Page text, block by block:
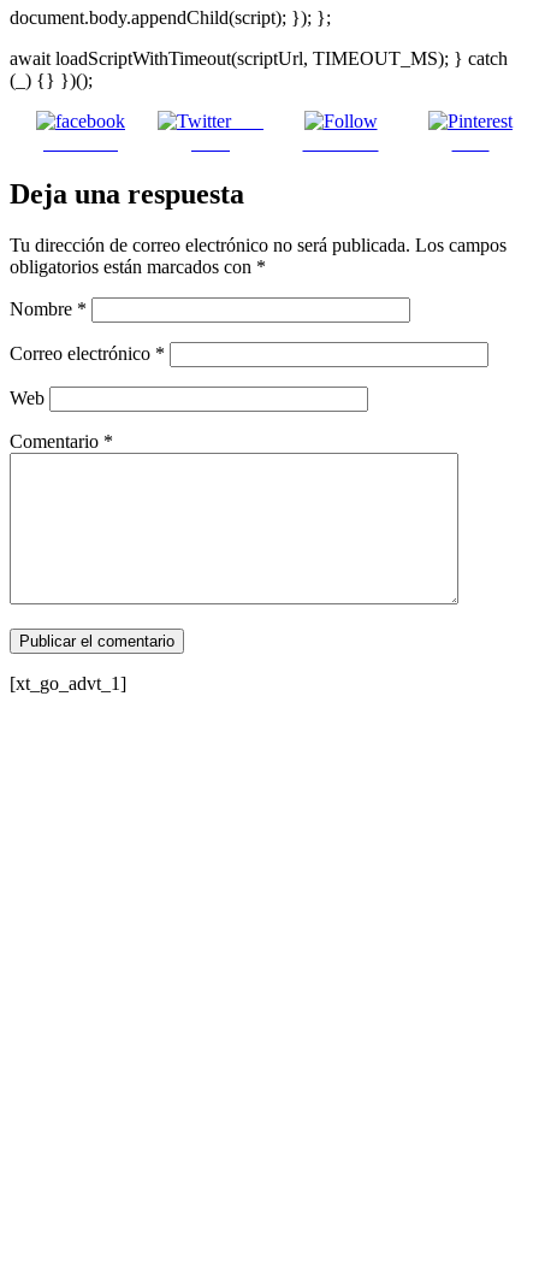
document.body.appendChild(script); }); };
await loadScriptWithTimeout(scriptUrl, TIMEOUT_MS); } catch
(_) {} })();
Post
Deja una respuesta
Tu dirección de correo electrónico no será publicada. Los campos
obligatorios están marcados con *
Nombre *
Correo electrónico *
Web
Comentario *
[xt_go_advt_1]